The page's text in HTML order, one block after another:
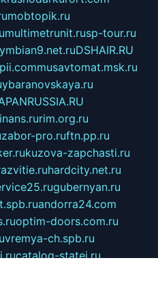
mobtopik.ru
multimetrunit.rusp-tour.ru
DSHAIR.RU
musavtomat.msk.ru
ybaranovskaya.ru
rim.org.ru
zabor-pro.ruftn.pp.ru
kuzova-zapchasti.ru
hardcity.net.ru
gubernyan.ru
andorra24.com
optim-doors.com.ru
vremya-ch.spb.ru
catalog-statei.ru